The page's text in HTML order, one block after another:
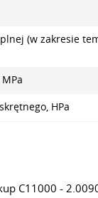
(w zakresie
HPa
C11000 -